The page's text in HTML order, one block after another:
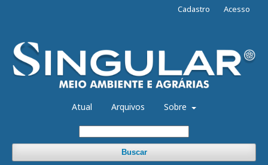
Atual Arquivos Sobre
Buscar
Cadastro Acesso